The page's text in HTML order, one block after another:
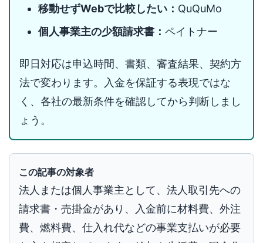
移動せずWebで比較したい： QuQuMo
個人事業主の少額請求書： ペイトナー
即日対応は申込時間、書類、審査結果、契約方
法で変わります。入金を保証する表現ではな
く、各社の最新条件を確認してから判断しまし
ょう。
この記事の対象者
法人または個人事業主として、法人取引先への
請求書・売掛金があり、入金前に材料費、外注
費、燃料費、仕入れ代などの事業支払いが必要